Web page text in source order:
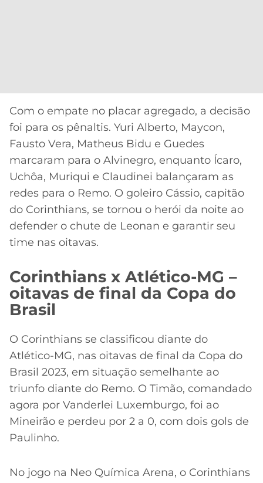
Com o empate no placar agregado, a decisão
foi para os pênaltis. Yuri Alberto, Maycon,
Fausto Vera, Matheus Bidu e Guedes
marcaram para o Alvinegro, enquanto Ícaro,
Uchôa, Muriqui e Claudinei balançaram as
redes para o Remo. O goleiro Cássio, capitão
do Corinthians, se tornou o herói da noite ao
defender o chute de Leonan e garantir seu
time nas oitavas.
Corinthians x Atlético-MG –
oitavas de final da Copa do
Brasil
O Corinthians se classificou diante do
Atlético-MG, nas oitavas de final da Copa do
Brasil 2023, em situação semelhante ao
triunfo diante do Remo. O Timão, comandado
agora por Vanderlei Luxemburgo, foi ao
Mineirão e perdeu por 2 a 0, com dois gols de
Paulinho.
No jogo na Neo Química Arena, o Corinthians